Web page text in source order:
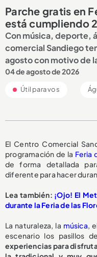
Parche gratis en
está cumpliendo
Con música, deporte,
comercial Sandiego
agosto con motivo de
04 de agosto de 2026
Útil para vos
El Centro Comercial
programación de la Feria
de forma detallada
diferente para hacer
Lea también: ¡Ojo! El
durante la Feria de las
La naturaleza, la música,
escenario los pasillos
experiencias para